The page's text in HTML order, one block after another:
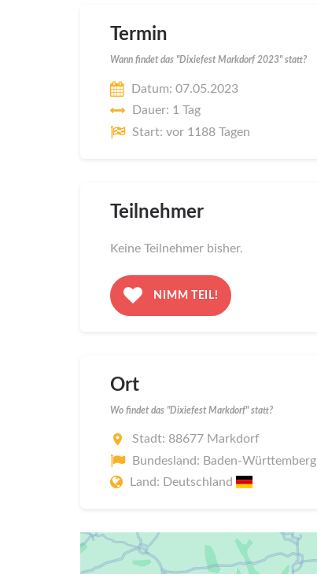
Termin
Wann findet das "Dixiefest Markdorf 2023" statt?
Datum: 07.05.2023
Dauer: 1 Tag
Start: vor 1188 Tagen
Teilnehmer
Keine Teilnehmer bisher.
NIMM TEIL!
Ort
Wo findet das "Dixiefest Markdorf" statt?
Stadt: 88677 Markdorf
Bundesland: Baden-Württemberg
Land: Deutschland